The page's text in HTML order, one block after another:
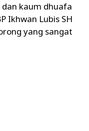
kaum dhuafa
Ikhwan Lubis SH
yang sangat